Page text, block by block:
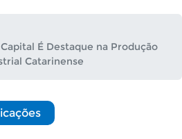
É Destaque na Produção
Catarinense